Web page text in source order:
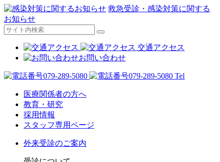
救急受診・感染対策に関する
お知らせ
交通アクセス
お問い合わせ
Tel
医療関係者の方へ
教育・研究
採用情報
スタッフ専用ページ
外来受診のご案内